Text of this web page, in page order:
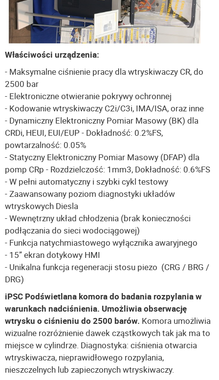
Właściwości urządzenia:
- Maksymalne ciśnienie pracy dla wtryskiwaczy CR, do
2500 bar
- Elektroniczne otwieranie pokrywy ochronnej
- Kodowanie wtryskiwaczy C2i/C3i, IMA/ISA, oraz inne
- Dynamiczny Elektroniczny Pomiar Masowy (BK) dla
CRDi, HEUI, EUI/EUP - Dokładność: 0.2%FS,
powtarzalność: 0.05%
- Statyczny Elektroniczny Pomiar Masowy (DFAP) dla
pomp CRp - Rozdzielczość: 1mm3, Dokładność: 0.6%FS
- W pełni automatyczny i szybki cykl testowy
- Zaawansowany poziom diagnostyki układów
wtryskowych Diesla
- Wewnętrzny układ chłodzenia (brak konieczności
podłączania do sieci wodociągowej)
- Funkcja natychmiastowego wyłącznika awaryjnego
- 15” ekran dotykowy HMI
- Unikalna funkcja regeneracji stosu piezo (CRG / BRG /
DRG)
iPSC Podświetlana komora do badania rozpylania w
warunkach nadciśnienia. Umożliwia obserwację
wtrysku o ciśnieniu do 2500 barów. Komora umożliwia
wizualne rozróżnienie dawek cząstkowych tak jak ma to
miejsce w cylindrze. Diagnostyka: ciśnienia otwarcia
wtryskiwacza, nieprawidłowego rozpylania,
nieszczelnych lub zapieczonych wtryskiwaczy.